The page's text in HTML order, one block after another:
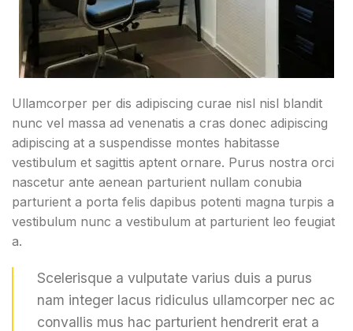
Ullamcorper per dis adipiscing curae nisl nisl blandit
nunc vel massa ad venenatis a cras donec adipiscing
adipiscing at a suspendisse montes habitasse
vestibulum et sagittis aptent ornare. Purus nostra orci
nascetur ante aenean parturient nullam conubia
parturient a porta felis dapibus potenti magna turpis a
vestibulum nunc a vestibulum at parturient leo feugiat
a.
Scelerisque a vulputate varius duis a purus
nam integer lacus ridiculus ullamcorper nec ac
convallis mus hac parturient hendrerit erat a